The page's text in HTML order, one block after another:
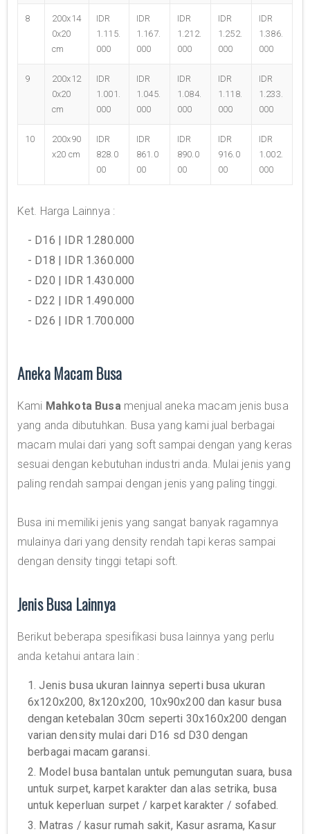
8
200x14
0x20
cm
IDR
1.115.
000
IDR
1.167.
000
IDR
1.212.
000
IDR
1.252.
000
IDR
1.386.
000
9
200x12
0x20
cm
IDR
1.001.
000
IDR
1.045.
000
IDR
1.084.
000
IDR
1.118.
000
IDR
1.233.
000
10
200x90
x20 cm
IDR
828.0
00
IDR
861.0
00
IDR
890.0
00
IDR
916.0
00
IDR
1.002.
000
Ket. Harga Lainnya :
- D16 | IDR 1.280.000
- D18 | IDR 1.360.000
- D20 | IDR 1.430.000
- D22 | IDR 1.490.000
- D26 | IDR 1.700.000
Aneka Macam Busa
Kami Mahkota Busamenjual aneka macam jenis busa
yang anda dibutuhkan. Busa yang kami jual berbagai
macam mulai dari yang soft sampai dengan yang keras
sesuai dengan kebutuhan industri anda. Mulai jenis yang
paling rendah sampai dengan jenis yang paling tinggi.
Busa ini memiliki jenis yang sangat banyak ragamnya
mulainya dari yang density rendah tapi keras sampai
dengan density tinggi tetapi soft.
Jenis Busa Lainnya
Berikut beberapa spesifikasi busa lainnya yang perlu
anda ketahui antara lain :
1. Jenis busa ukuran lainnya seperti busa ukuran
6x120x200, 8x120x200, 10x90x200 dan kasur busa
dengan ketebalan 30cm seperti 30x160x200 dengan
varian density mulai dari D16 sd D30 dengan
berbagai macam garansi.
2. Model busa bantalan untuk pemungutan suara, busa
untuk surpet, karpet karakter dan alas setrika, busa
untuk keperluan surpet / karpet karakter / sofabed.
3. Matras / kasur rumah sakit, Kasur asrama, Kasur